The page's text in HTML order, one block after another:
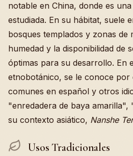
notable en China, donde es
estudiada. En su hábitat, suele
bosques templados y zonas de
humedad y la disponibilidad de
óptimas para su desarrollo. En
etnobotánico, se le conoce por
comunes en español y otros
"enredadera de baya
su contexto asiático, Nanshe
Usos Tradicionales